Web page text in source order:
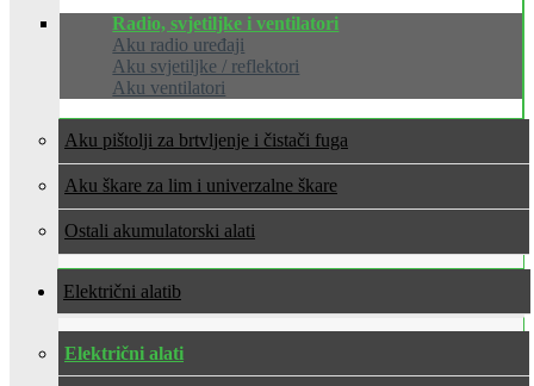
Radio, svjetiljke i ventilatori
Aku radio uređaji
Aku svjetiljke / reflektori
Aku ventilatori
Aku pištolji za brtvljenje i čistači fuga
Aku škare za lim i univerzalne škare
Ostali akumulatorski alati
Električni alati
Električni alati